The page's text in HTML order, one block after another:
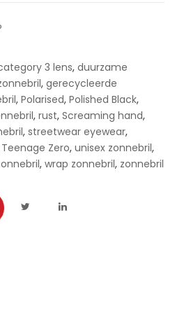
3 lens, duurzame
, gerecycleerde
, Polarised, Polished Black,
, rust, Screaming hand,
, streetwear eyewear,
Teenage Zero, unisex zonnebril,
, wrap zonnebril, zonnebril